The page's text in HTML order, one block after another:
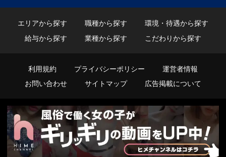
エリアから探す 職種から探す
環境・待遇から探す
給与から探す
業種から探す こだわりから探す
利用規約 プライバシーポリシー
運営者情報
お問い合わせ
サイトマップ 広告掲載について